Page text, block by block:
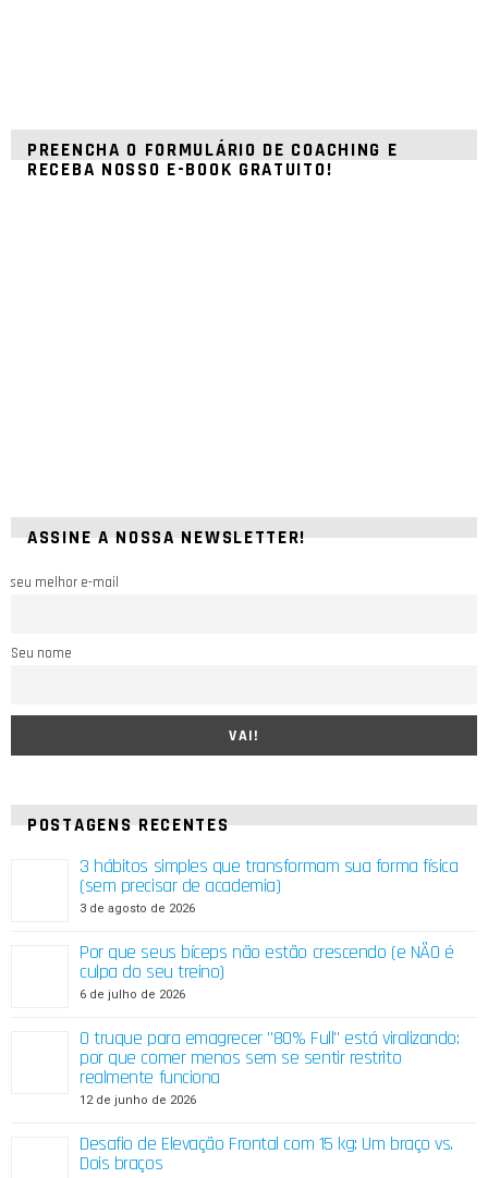
PREENCHA O FORMULÁRIO DE COACHING E
RECEBA NOSSO E-BOOK GRATUITO!
ASSINE A NOSSA NEWSLETTER!
seu melhor e-mail
Seu nome
POSTAGENS RECENTES
3 hábitos simples que transformam sua forma física
(sem precisar de academia)
3 de agosto de 2026
Por que seus bíceps não estão crescendo (e NÃO é
culpa do seu treino)
6 de julho de 2026
O truque para emagrecer "80% Full" está viralizando:
por que comer menos sem se sentir restrito
realmente funciona
12 de junho de 2026
Desafio de Elevação Frontal com 15 kg: Um braço vs.
Dois braços